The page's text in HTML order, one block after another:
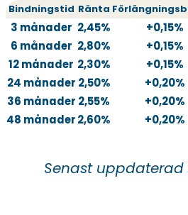
Bindningstid Ränta
3 månader 2,45%
+0,15%
6 månader 2,80%
+0,15%
12 månader 2,30%
+0,15%
24 månader 2,50%
+0,20%
36 månader 2,55%
+0,20%
48 månader2,60% +0,20%
Senast